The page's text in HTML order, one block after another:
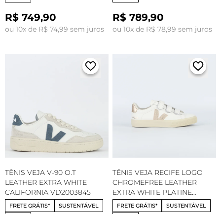
R$ 749,90
ou 10x de R$ 74,99 sem juros
R$ 789,90
ou 10x de R$ 78,99 sem juros
TÊNIS VEJA V-90 O.T
LEATHER EXTRA WHITE
CALIFORNIA VD2003845
FRETE GRÁTIS*
SUSTENTÁVEL
TÊNIS VEJA RECIFE LOGO
CHROMEFREE LEATHER
EXTRA WHITE PLATINE
RC0502762
FRETE GRÁTIS*
SUSTENTÁVEL